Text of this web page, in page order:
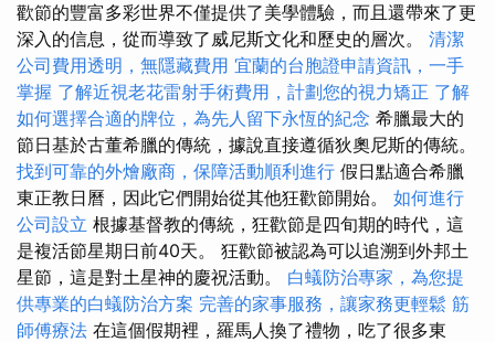
歡節的豐富多彩世界不僅提供了美學體驗，而且還帶來了更
深入的信息，從而導致了威尼斯文化和歷史的層次。 清潔
公司費用透明，無隱藏費用 宜蘭的台胞證申請資訊，一手
掌握 了解近視老花雷射手術費用，計劃您的視力矯正 了解
如何選擇合適的牌位，為先人留下永恆的紀念 希臘最大的
節日基於古董希臘的傳統，據說直接遵循狄奧尼斯的傳統。
找到可靠的外燴廠商，保障活動順利進行 假日點適合希臘
東正教日曆，因此它們開始從其他狂歡節開始。 如何進行
公司設立 根據基督教的傳統，狂歡節是四旬期的時代，這
是複活節星期日前40天。 狂歡節被認為可以追溯到外邦土
星節，這是對土星神的慶祝活動。 白蟻防治專家，為您提
供專業的白蟻防治方案 完善的家事服務，讓家務更輕鬆 筋
師傅療法 在這個假期裡，羅馬人換了禮物，吃了很多東